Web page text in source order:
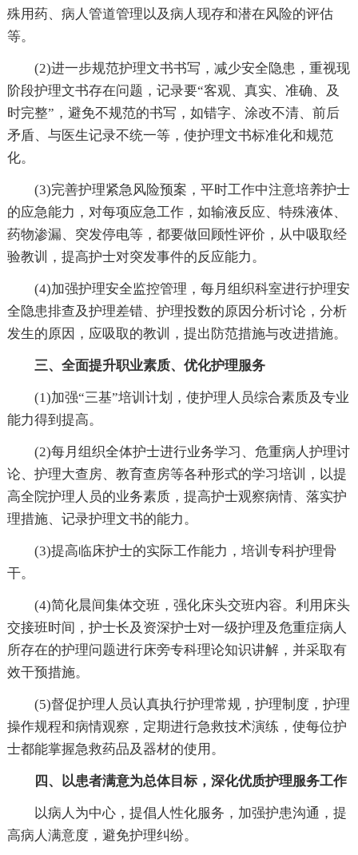
殊用药、病人管道管理以及病人现存和潜在风险的评估
等。
(2)进一步规范护理文书书写，减少安全隐患，重视现
阶段护理文书存在问题，记录要“客观、真实、准确、及
时完整”，避免不规范的书写，如错字、涂改不清、前后
矛盾、与医生记录不统一等，使护理文书标准化和规范
化。
(3)完善护理紧急风险预案，平时工作中注意培养护士
的应急能力，对每项应急工作，如输液反应、特殊液体、
药物渗漏、突发停电等，都要做回顾性评价，从中吸取经
验教训，提高护士对突发事件的反应能力。
(4)加强护理安全监控管理，每月组织科室进行护理安
全隐患排查及护理差错、护理投数的原因分析讨论，分析
发生的原因，应吸取的教训，提出防范措施与改进措施。
三、全面提升职业素质、优化护理服务
(1)加强“三基”培训计划，使护理人员综合素质及专业
能力得到提高。
(2)每月组织全体护士进行业务学习、危重病人护理讨
论、护理大查房、教育查房等各种形式的学习培训，以提
高全院护理人员的业务素质，提高护士观察病情、落实护
理措施、记录护理文书的能力。
(3)提高临床护士的实际工作能力，培训专科护理骨
干。
(4)简化晨间集体交班，强化床头交班内容。利用床头
交接班时间，护士长及资深护士对一级护理及危重症病人
所存在的护理问题进行床旁专科理论知识讲解，并采取有
效干预措施。
(5)督促护理人员认真执行护理常规，护理制度，护理
操作规程和病情观察，定期进行急救技术演练，使每位护
士都能掌握急救药品及器材的使用。
四、以患者满意为总体目标，深化优质护理服务工作
以病人为中心，提倡人性化服务，加强护患沟通，提
高病人满意度，避免护理纠纷。